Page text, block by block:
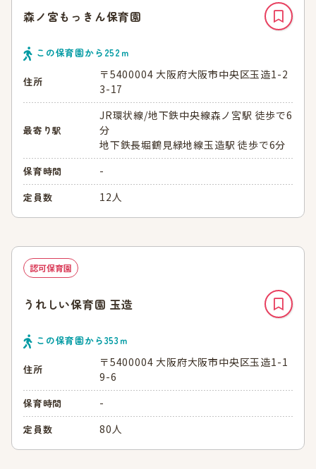
森ノ宮もっきん保育園
この保育園から 252ｍ
住所
〒5400004 大阪府大阪市中央区玉造1-2
3-17
最寄り駅
JR環状線/地下鉄中央線森ノ宮駅 徒歩で6
分
地下鉄長堀鶴見緑地線玉造駅 徒歩で6分
保育時間 -
定員数 12人
認可保育園
うれしい保育園 玉造
この保育園から353ｍ
住所
〒5400004 大阪府大阪市中央区玉造1-1
9-6
保育時間 -
定員数 80人